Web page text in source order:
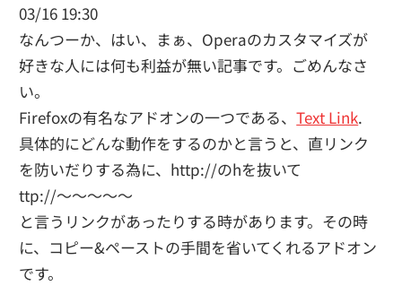
03/16 19:30
なんつーか、はい、まぁ、Operaのカスタマイズが
好きな人には何も利益が無い記事です。ごめんなさ
い。
Firefoxの有名なアドオンの一つである、Text Link.
具体的にどんな動作をするのかと言うと、直リンク
を防いだりする為に、http://のhを抜いて
ttp://～～～～～
と言うリンクがあったりする時があります。その時
に、コピー&ペーストの手間を省いてくれるアドオン
です。